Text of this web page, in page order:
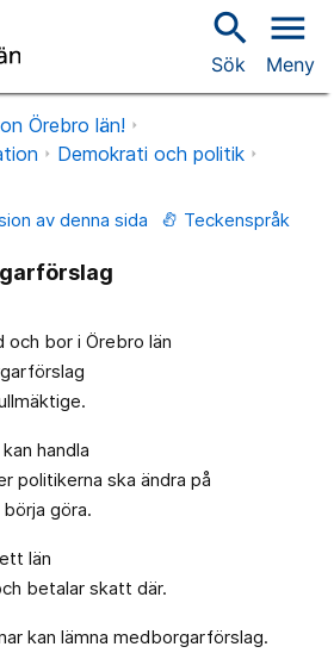
search
Sök
menu
Meny
Örebro län!
Demokrati och politik
av denna sida Teckenspråk
bor i Örebro län
handla
politikerna ska ändra på
göra.
län
betalar skatt där.
kan lämna medborgarförslag.